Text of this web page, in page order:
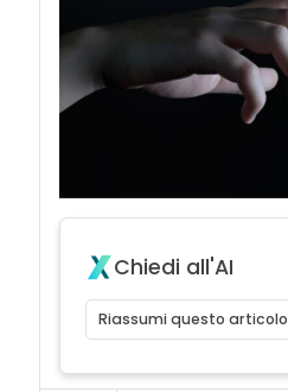
Chiedi all'AI
Riassumi questo articolo